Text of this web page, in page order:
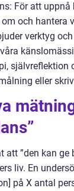
För att
och hantera
verktyg
självreflektion
eller
att ”den kan ge
liv. En
på X antal